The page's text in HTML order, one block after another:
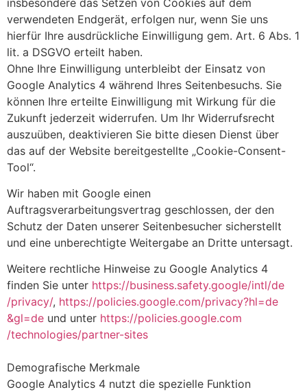
verwendeten Endgerät, erfolgen nur, wenn Sie uns
hierfür Ihre ausdrückliche Einwilligung gem. Art. 6 Abs. 1
lit. a DSGVO erteilt haben.
Ohne Ihre Einwilligung unterbleibt der Einsatz von
Google Analytics 4 während Ihres Seitenbesuchs. Sie
können Ihre erteilte Einwilligung mit Wirkung für die
Zukunft jederzeit widerrufen. Um Ihr Widerrufsrecht
auszuüben, deaktivieren Sie bitte diesen Dienst über
das auf der Website bereitgestellte „Cookie-Consent-
Tool“.
Wir haben mit Google einen
Auftragsverarbeitungsvertrag geschlossen, der den
Schutz der Daten unserer Seitenbesucher sicherstellt
und eine unberechtigte Weitergabe an Dritte untersagt.
Weitere rechtliche Hinweise zu Google Analytics 4
finden Sie unter https://business.safety.google/intl/de
/privacy/, https://policies.google.com/privacy?hl=de
&gl=de und unter https://policies.google.com
/technologies/partner-sites
Demografische Merkmale
Google Analytics 4 nutzt die spezielle Funktion